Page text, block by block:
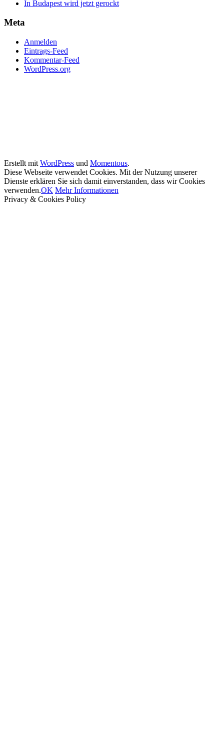
In Budapest wird jetzt gerockt
Meta
Anmelden
Eintrags-Feed
Kommentar-Feed
WordPress.org
Erstellt mit WordPress und Momentous.
Diese Webseite verwendet Cookies. Mit der Nutzung unserer
Dienste erklären Sie sich damit einverstanden, dass wir Cookies
verwenden.OK Mehr Informationen
Privacy & Cookies Policy